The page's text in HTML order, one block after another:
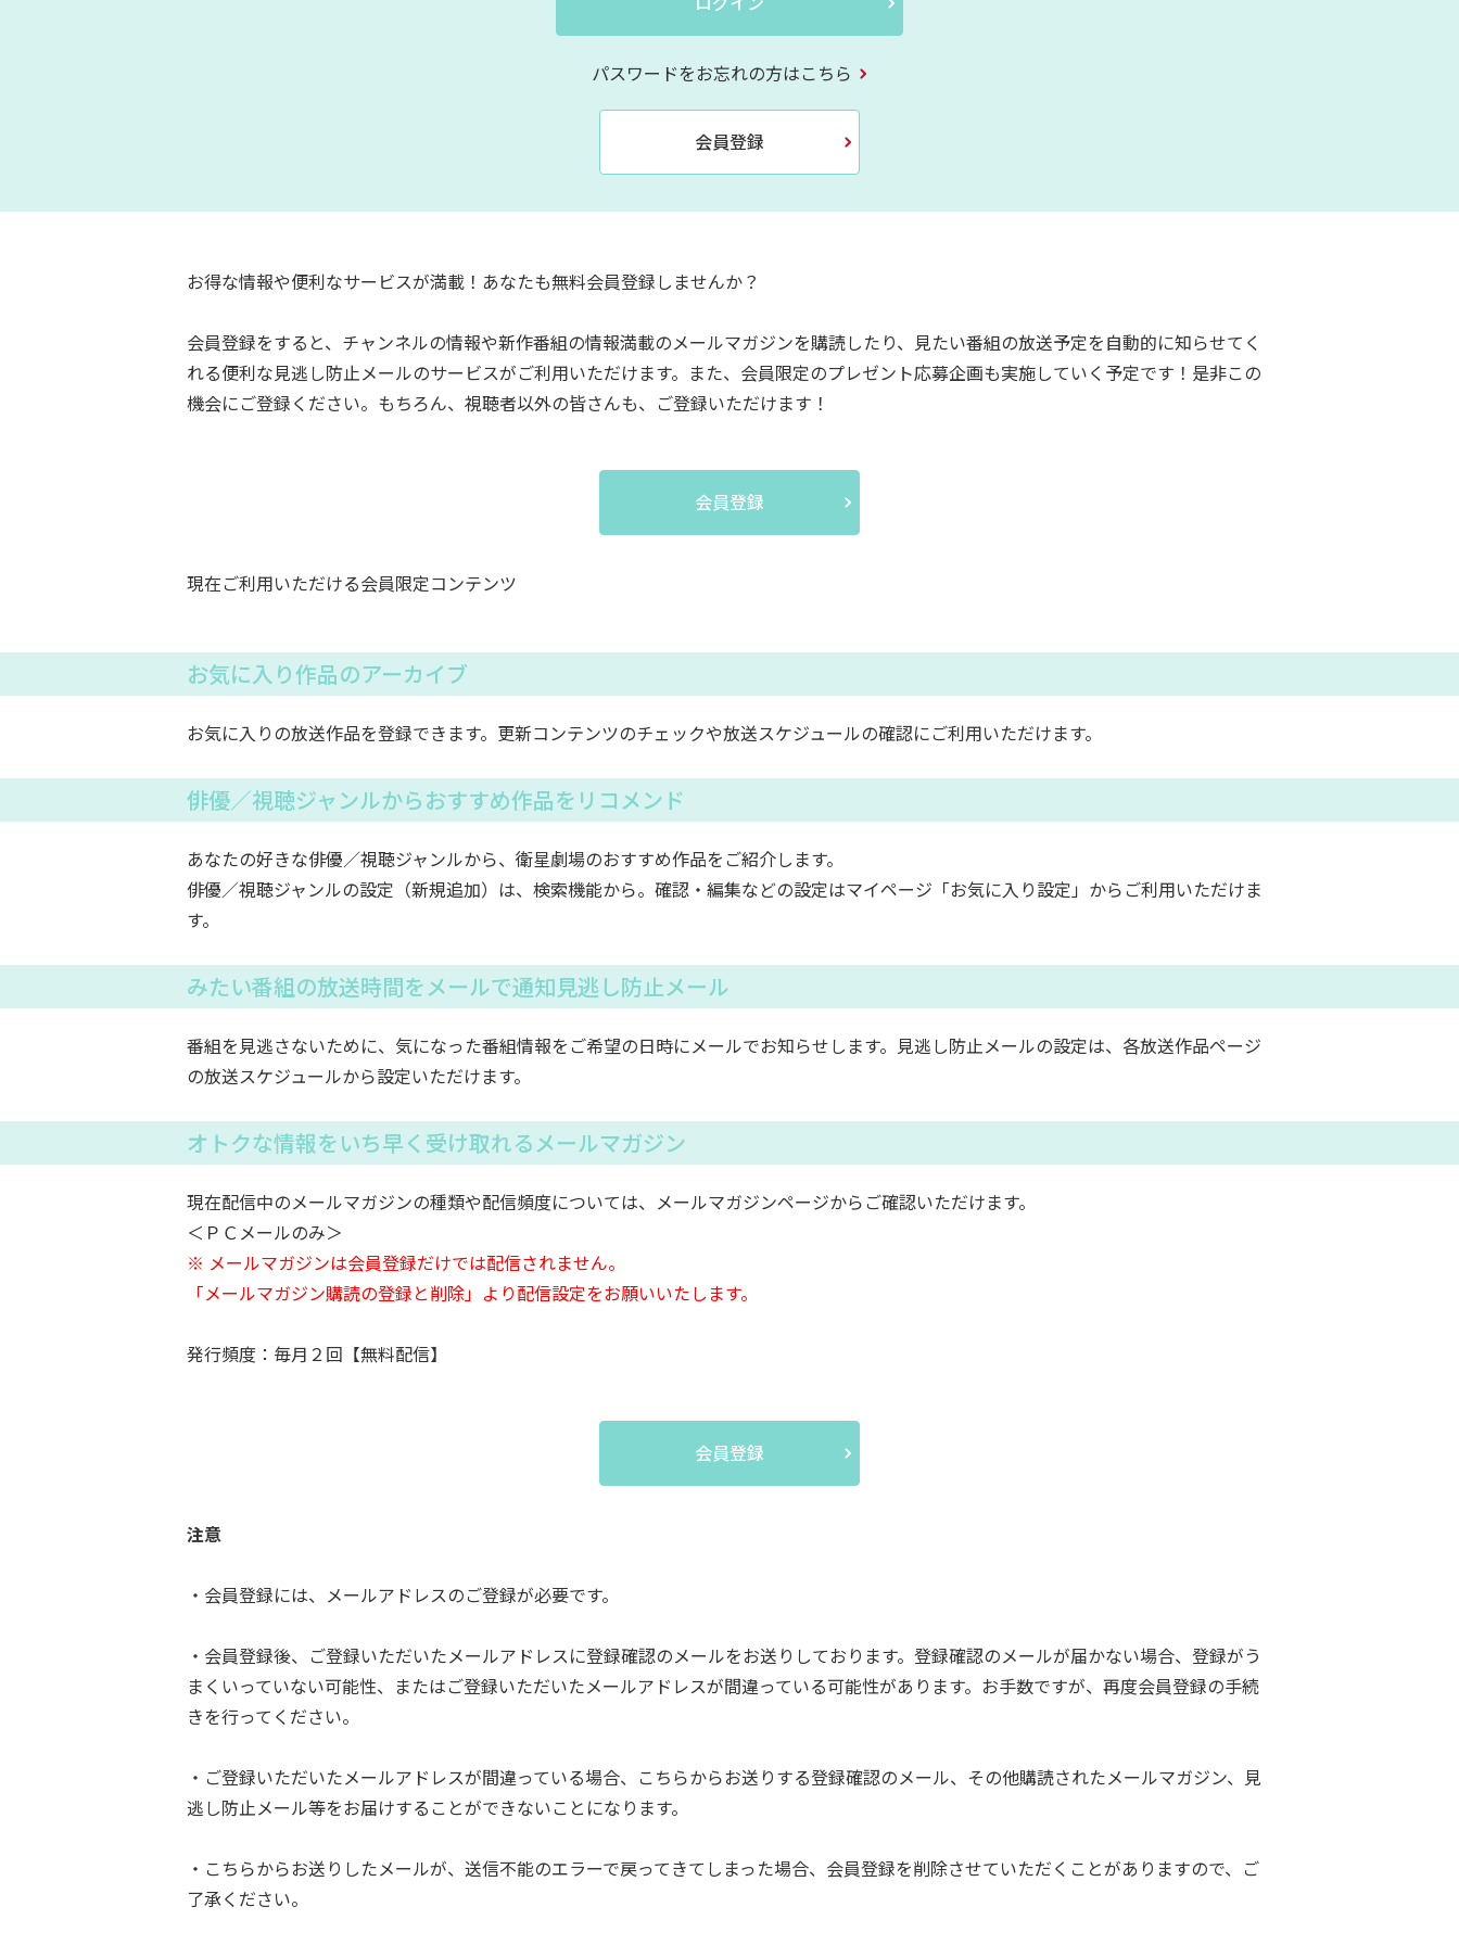
パスワードをお忘れの方はこちら
会員登録
お得な情報や便利なサービスが満載！あなたも無料会員登録しませんか？
会員登録をすると、チャンネルの情報や新作番組の情報満載のメールマガジンを購読したり、見たい番組の放送予定を自動的に知らせてく
れる便利な見逃し防止メールのサービスがご利用いただけます。また、会員限定のプレゼント応募企画も実施していく予定です！是非この
機会にご登録ください。もちろん、視聴者以外の皆さんも、ご登録いただけます！
会員登録
現在ご利用いただける会員限定コンテンツ
お気に入り作品のアーカイブ
お気に入りの放送作品を登録できます。更新コンテンツのチェックや放送スケジュールの確認にご利用いただけます。
俳優／視聴ジャンルからおすすめ作品をリコメンド
あなたの好きな俳優／視聴ジャンルから、衛星劇場のおすすめ作品をご紹介します。
俳優／視聴ジャンルの設定（新規追加）は、検索機能から。確認・編集などの設定はマイページ「お気に入り設定」からご利用いただけま
す。
みたい番組の放送時間をメールで通知見逃し防止メール
番組を見逃さないために、気になった番組情報をご希望の日時にメールでお知らせします。見逃し防止メールの設定は、各放送作品ページ
の放送スケジュールから設定いただけます。
オトクな情報をいち早く受け取れるメールマガジン
現在配信中のメールマガジンの種類や配信頻度については、メールマガジンページからご確認いただけます。
＜ＰＣメールのみ＞
※ メールマガジンは会員登録だけでは配信されません。
「メールマガジン購読の登録と削除」より配信設定をお願いいたします。
発行頻度：毎月２回【無料配信】
会員登録
注意
・会員登録には、メールアドレスのご登録が必要です。
・会員登録後、ご登録いただいたメールアドレスに登録確認のメールをお送りしております。登録確認のメールが届かない場合、登録がう
まくいっていない可能性、またはご登録いただいたメールアドレスが間違っている可能性があります。お手数ですが、再度会員登録の手続
きを行ってください。
・ご登録いただいたメールアドレスが間違っている場合、こちらからお送りする登録確認のメール、その他購読されたメールマガジン、見
逃し防止メール等をお届けすることができないことになります。
・こちらからお送りしたメールが、送信不能のエラーで戻ってきてしまった場合、会員登録を削除させていただくことがありますので、ご
了承ください。